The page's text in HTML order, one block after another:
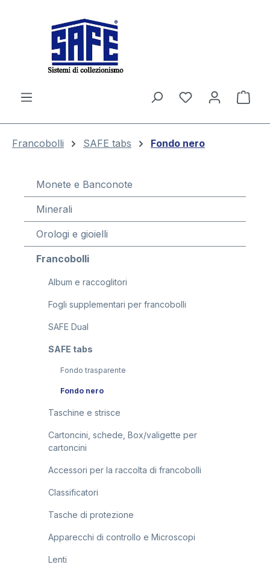
Il
Francobolli SAFE tabs Fondo nero
Monete e Banconote
Minerali
Orologi e gioielli
Francobolli
Album e raccoglitori
Fogli supplementari per francobolli
SAFE Dual
SAFE tabs
Fondo trasparente
Fondo nero
Taschine e strisce
Cartoncini, schede, Box/valigette per
cartoncini
Accessori per la raccolta di francobolli
Classificatori
Tasche di protezione
Apparecchi di controllo e Microscopi
Lenti